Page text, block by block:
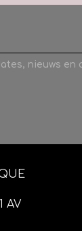
nieuws en
AV